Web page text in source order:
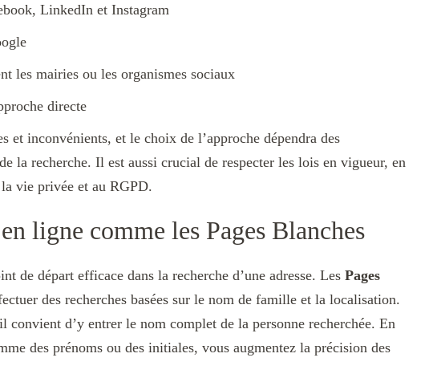
LinkedIn et Instagram
les mairies ou les organismes sociaux
directe
et inconvénients, et le choix de l’approche dépendra des
la recherche. Il est aussi crucial de respecter les lois en vigueur, en
vie privée et au RGPD.
ligne comme les Pages Blanches
de départ efficace dans la recherche d’une adresse. Les Pages
des recherches basées sur le nom de famille et la localisation.
convient d’y entrer le nom complet de la personne recherchée. En
des prénoms ou des initiales, vous augmentez la précision des